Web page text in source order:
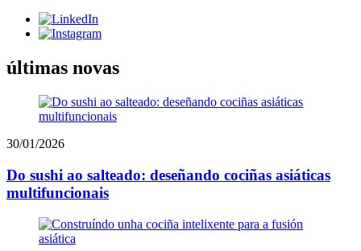
últimas novas
30/01/2026
Do sushi ao salteado: deseñando cociñas asiáticas
multifuncionais